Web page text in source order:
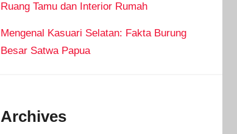
Ruang Tamu dan Interior Rumah
Mengenal Kasuari Selatan: Fakta Burung
Besar Satwa Papua
Archives